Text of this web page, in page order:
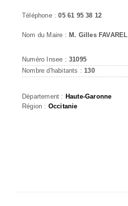
Téléphone :05 61 95 38 12
Nom du Maire : M. Gilles FAVAREL
Numéro Insee : 31095
Nombre d'habitants : 130
Département : Haute-Garonne
Région : Occitanie